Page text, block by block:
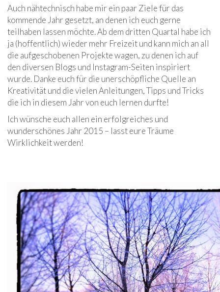
Auch nähtechnisch habe mir ein paar Ziele für das
kommende Jahr gesetzt, an denen ich euch gerne
teilhaben lassen möchte. Ab dem dritten Quartal habe ich
ja (hoffentlich) wieder mehr Freizeit und kann mich an all
die aufgeschobenen Projekte wagen, zu denen ich auf
den diversen Blogs und Instagram-Seiten inspiriert
wurde. Danke euch für die unerschöpfliche Quelle an
Kreativität und die vielen Anleitungen, Tipps und Tricks
die ich in diesem Jahr von euch lernen durfte!
Ich wünsche euch allen ein erfolgreiches und
wunderschönes Jahr 2015 – lasst eure Träume
Wirklichkeit werden!